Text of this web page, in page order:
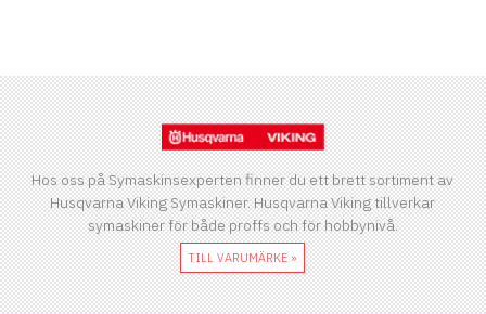
Hos oss på Symaskinsexperten finner du ett brett sortiment av
Husqvarna Viking Symaskiner. Husqvarna Viking tillverkar
symaskiner för både proffs och för hobbynivå.
TILL VARUMÄRKE »